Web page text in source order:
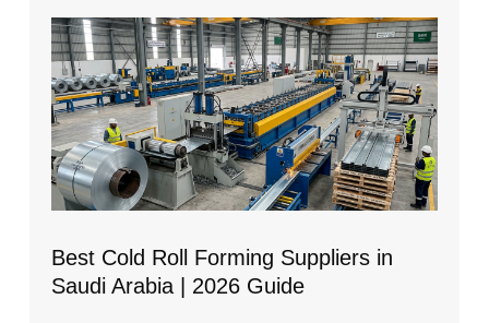
Best Cold Roll Forming Suppliers in
Saudi Arabia | 2026 Guide